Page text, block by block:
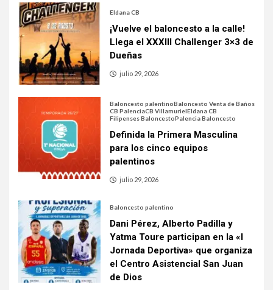
Eldana CB
¡Vuelve el baloncesto a la calle!
Llega el XXXIII Challenger 3×3 de
Dueñas
julio 29, 2026
Baloncesto palentinoBaloncesto Venta de Baños
CB PalenciaCB VillamurielEldana CB
Filipenses BaloncestoPalencia Baloncesto
Definida la Primera Masculina
para los cinco equipos
palentinos
julio 29, 2026
Baloncesto palentino
Dani Pérez, Alberto Padilla y
Yatma Toure participan en la «I
Jornada Deportiva» que organiza
el Centro Asistencial San Juan
de Dios